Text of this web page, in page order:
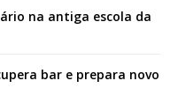
na antiga escola da
bar e prepara novo